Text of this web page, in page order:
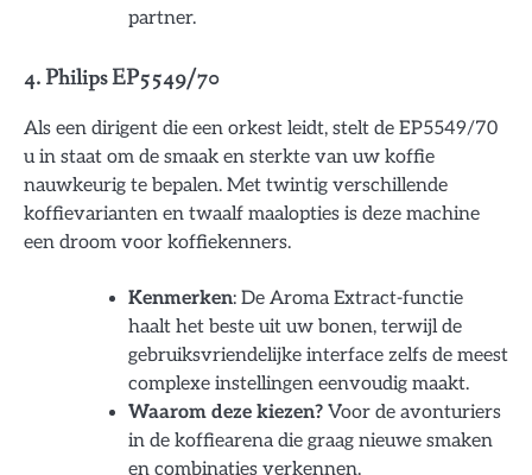
partner.
4. Philips EP5549/70
Als een dirigent die een orkest leidt, stelt de EP5549/70
u in staat om de smaak en sterkte van uw koffie
nauwkeurig te bepalen. Met twintig verschillende
koffievarianten en twaalf maalopties is deze machine
een droom voor koffiekenners.
Kenmerken: De Aroma Extract-functie
haalt het beste uit uw bonen, terwijl de
gebruiksvriendelijke interface zelfs de meest
complexe instellingen eenvoudig maakt.
Waarom deze kiezen? Voor de avonturiers
in de koffiearena die graag nieuwe smaken
en combinaties verkennen.